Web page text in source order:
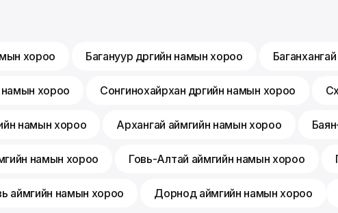
хороо Багануур дүүргийн намын хороо
намын хороо Сонгинохайрхан дүүргийн намын хороо
намын хороо Архангай аймгийн намын хороо
намын хороо Говь-Алтай аймгийн намын хороо
аймгийн намын хороо Дорнод аймгийн намын хороо